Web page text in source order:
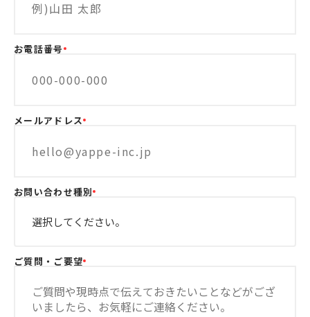
お電話番号
メールアドレス
お問い合わせ種別
ご質問・ご要望